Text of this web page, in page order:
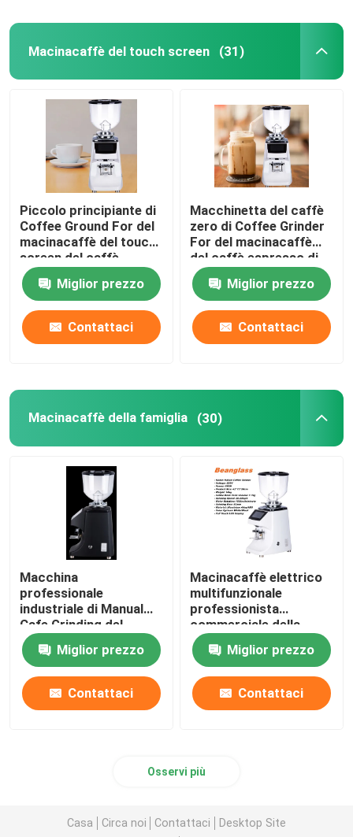
Macinacaffè del touch screen (31)
Piccolo principiante di
Coffee Ground For del
macinacaffè del touch
screen del caffè
espresso del livello di
entrataMiglior prezzo
Contattaci
Macchinetta del caffè
zero di Coffee Grinder
For del macinacaffè
del caffè espresso di
conservazione
Miglior prezzo
Contattaci
Macinacaffè della famiglia (30)
Macchina
professionale
industriale di Manual
Cafe Grinding del
macinacaffè della
famigliaMiglior prezzo
Contattaci
Macinacaffè elettrico
multifunzionale
professionista
commerciale della
macchina per la
frantumazione
Miglior prezzo
Contattaci
Osservi più
Casa Circa noi Contattaci
Desktop Site